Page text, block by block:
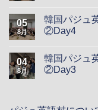
05
8月
韓国パジュ
②Day4
04
8月
韓国パジュ
②Day3